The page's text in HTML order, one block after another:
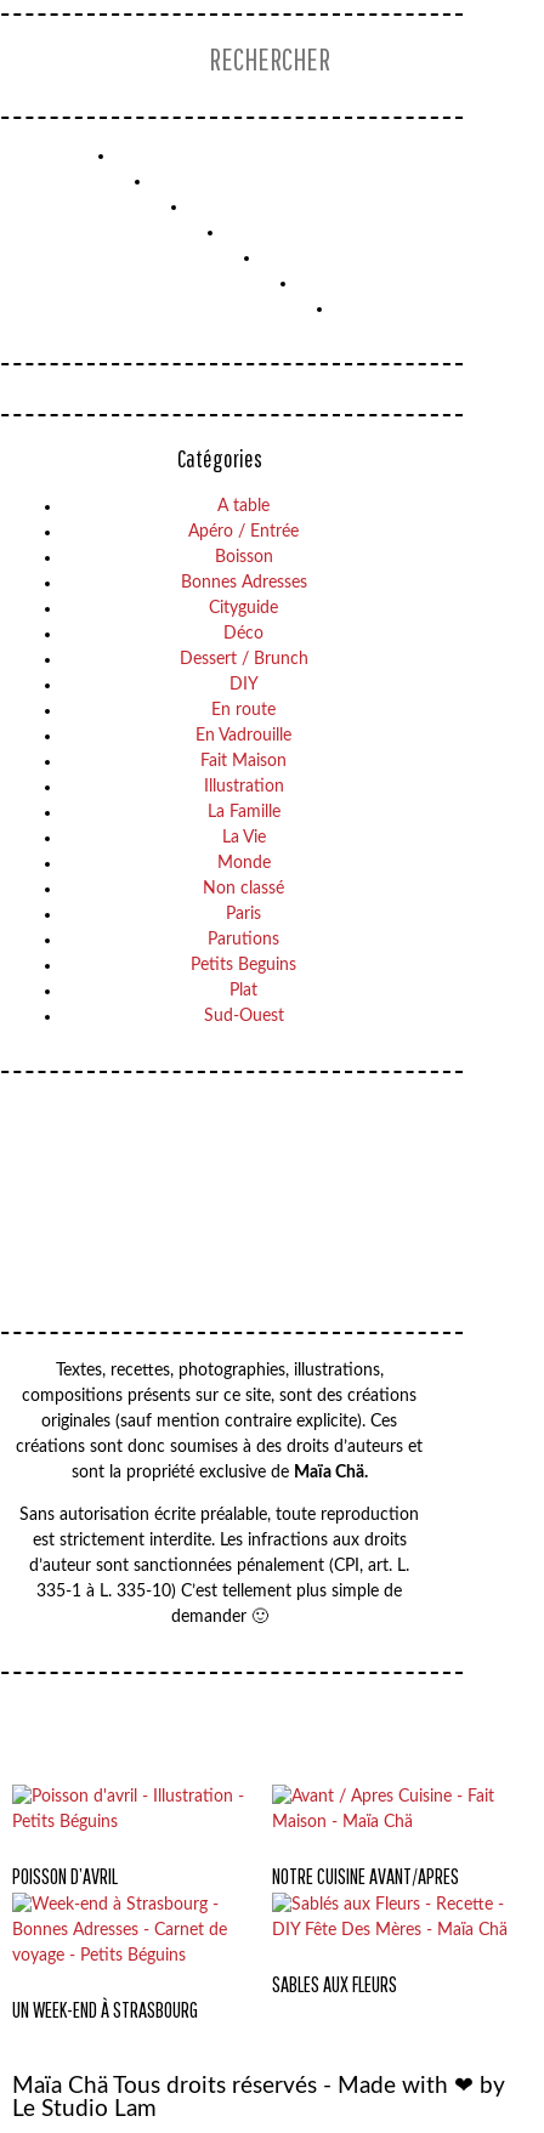
Catégories
A table
Apéro / Entrée
Boisson
Bonnes Adresses
Cityguide
Déco
Dessert / Brunch
DIY
En route
En Vadrouille
Fait Maison
Illustration
La Famille
La Vie
Monde
Non classé
Paris
Parutions
Petits Beguins
Plat
Sud-Ouest
Textes, recettes, photographies, illustrations,
compositions présents sur ce site, sont des créations
originales (sauf mention contraire explicite). Ces
créations sont donc soumises à des droits d’auteurs et
sont la propriété exclusive de Maïa Chä.
Sans autorisation écrite préalable, toute reproduction
est strictement interdite. Les infractions aux droits
d’auteur sont sanctionnées pénalement (CPI, art. L.
335-1 à L. 335-10) C’est tellement plus simple de
demander 🙂
POISSON D’AVRIL NOTRE CUISINE AVANT/APRES
UN WEEK-END À STRASBOURG
SABLES AUX FLEURS
Maïa Chä Tous droits réservés - Made with ❤ by
Le Studio Lam